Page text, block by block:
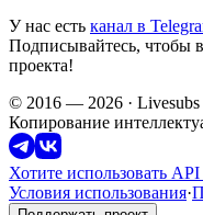
У нас есть канал в
Подписывайтесь, чтобы
проекта!
© 2016 — 2026 ·
Копирование
Хотите использовать API
Условия использования·